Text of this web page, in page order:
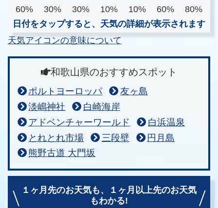
60%
30% 30% 10% 10% 60%
80%
日付をタップすると、天気の詳細が表示されます
天気アイコンの意味について
和歌山県のおすすめスポット
ポルトヨーロッパ
友ヶ島
淡嶋神社
白崎海岸
アドベンチャーワールド
白浜温泉
とれとれ市場
三段壁
円月島
熊野古道 大門坂
１ヶ月先のお天気も、
１ヶ月以上先のお天気
もわかる!